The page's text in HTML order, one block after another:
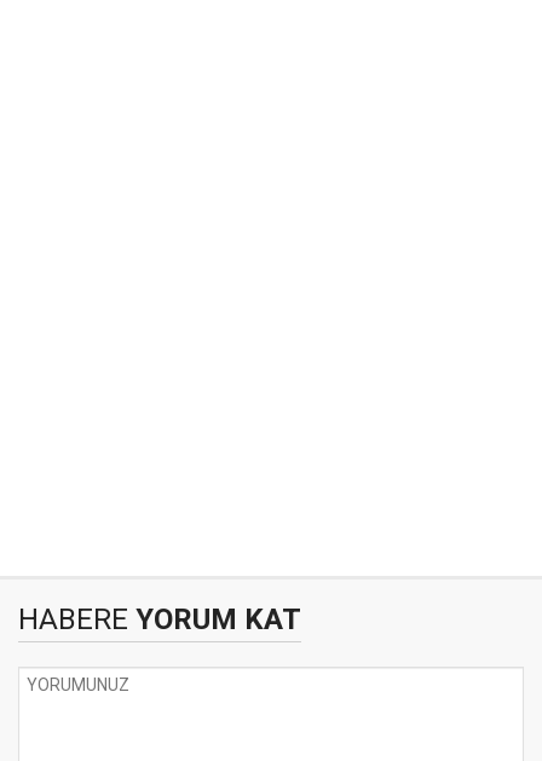
HABERE YORUM KAT